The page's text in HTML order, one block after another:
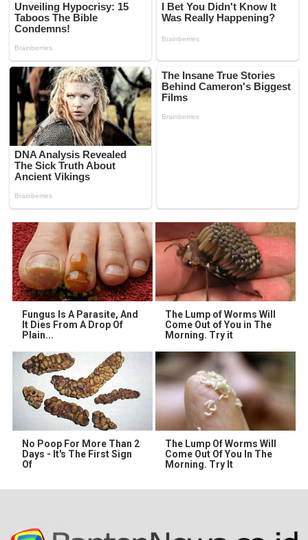
Fungus Is A Parasite, And
It Dies From A Drop Of
Plain...
The Lump of Worms Will
Come Out of You in The
Morning. Try it
No Poop For More Than 2
Days - It's The First Sign
Of
The Lump Of Worms Will
Come Out Of You In The
Morning. Try It